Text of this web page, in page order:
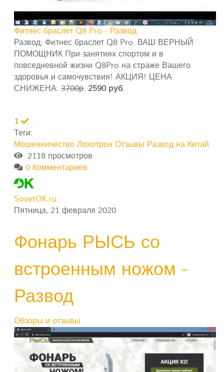
Фитнес браслет Q8 Pro - Развод
Развод: Фитнес браслет Q8 Pro. ВАШ ВЕРНЫЙ
ПОМОЩНИК При занятиях спортом и в
повседневной жизни Q8Pro на страже Вашего
здоровья и самочувствия! АКЦИЯ! ЦЕНА
СНИЖЕНА:3700р.2590 руб.
1
Теги:
Мошенничество Лохотрон Отзывы Развод на Китай
2118 просмотров
0 Комментариев
SovetOK.ru
Пятница, 21 февраля 2020
Фонарь РЫСЬ со
встроенным ножом -
Развод
Обзоры и отзывы